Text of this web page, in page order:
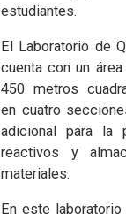
estudiantes.
El Laboratorio de
cuenta con un
450 metros
en cuatro
adicional para la
reactivos y
materiales.
En este